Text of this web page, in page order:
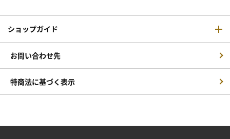
ショップガイド
お問い合わせ先
特商法に基づく表示